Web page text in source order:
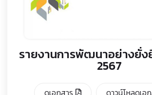
รายงานการพัฒนาอย่างยั่ง
2567
ดูเอกสาร ดาวน์โหลดเอ